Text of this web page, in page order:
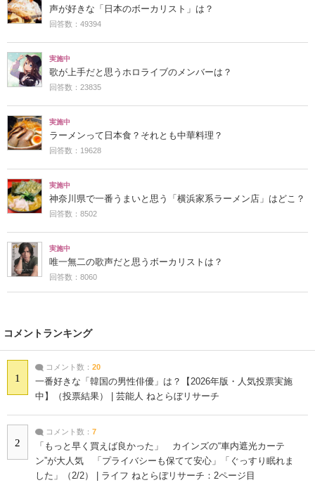
声が好きな「日本のボーカリスト」は？
回答数：49394
実施中
歌が上手だと思うホロライブのメンバーは？
回答数：23835
実施中
ラーメンって日本食？それとも中華料理？
回答数：19628
実施中
神奈川県で一番うまいと思う「横浜家系ラーメン店」はどこ？
回答数：8502
実施中
唯一無二の歌声だと思うボーカリストは？
回答数：8060
コメントランキング
1
コメント数： 20
一番好きな「韓国の男性俳優」は？【2026年版・人気投票実施
中】（投票結果） | 芸能人 ねとらぼリサーチ
2
コメント数： 7
「もっと早く買えば良かった」 カインズの“車内遮光カーテ
ン”が大人気 「プライバシーも保てて安心」「ぐっすり眠れま
した」（2/2） | ライフ ねとらぼリサーチ：2ページ目